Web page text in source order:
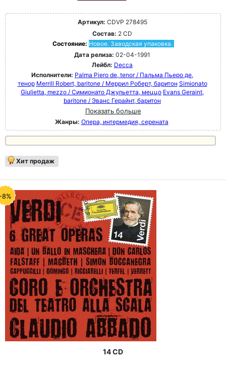
Артикул: CDVP 278495
Состав: 2 CD
Состояние: Новое. Заводская упаковка.
Дата релиза: 02-04-1991
Лейбл: Decca
Исполнители: Palma Piero de, tenor / Пальма Пьеро де,
тенор Merrill Robert, baritone / Меррил Роберт, баритон Simionato
Giulietta, mezzo / Симионато Джульетта, меццо Evans Geraint,
baritone / Эванс Герайнт, баритон
Показать больше
Жанры: Опера, интермедия, серената
Хит продаж
8%
14 CD